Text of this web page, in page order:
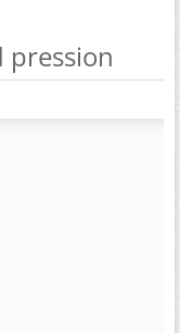
pression